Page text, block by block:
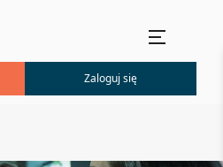
Zaloguj się